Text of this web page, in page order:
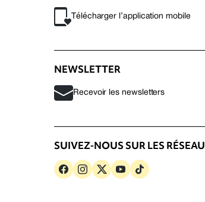
Télécharger l’application mobile
NEWSLETTER
Recevoir les newsletters
SUIVEZ-NOUS SUR LES